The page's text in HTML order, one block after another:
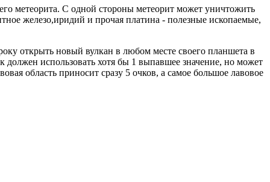
метеорита. С одной стороны метеорит может уничтожить
железо,иридий и прочая платина - полезные ископаемые,
открыть новый вулкан в любом месте своего планшета в
использовать хотя бы 1 выпавшее значение, но может
область приносит сразу 5 очков, а самое большое лавовое